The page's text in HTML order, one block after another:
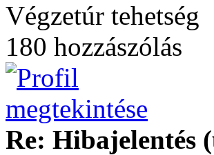
Végzetúr tehetség
180 hozzászólás
Re: Hibajelentés